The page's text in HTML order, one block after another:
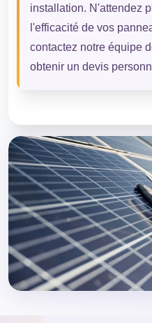
installation. N'attendez
l'efficacité de vos
contactez notre équipe
obtenir un devis